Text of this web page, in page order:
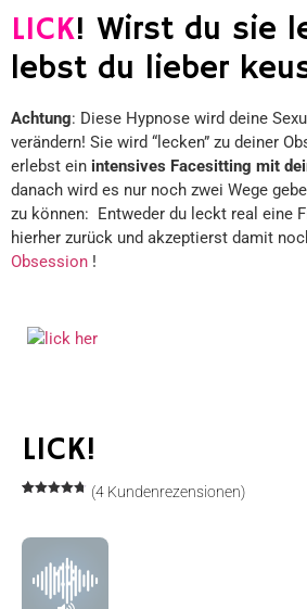
LICK! Wirst du sie
lebst du lieber
Achtung: Diese Hypnose wird deine
verändern! Sie wird “lecken” zu deiner
erlebst ein intensives Facesitting mit
danach wird es nur noch zwei Wege
zu können: Entweder du leckt real eine
hierher zurück und akzeptierst damit
Obsession !
LICK!
basierend
Kundenbewertungen
(4 Kundenrezensionen)